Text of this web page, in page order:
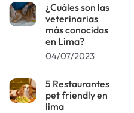
¿Cuáles son las
veterinarias
más conocidas
en Lima?
04/07/2023
5 Restaurantes
pet friendly en
lima